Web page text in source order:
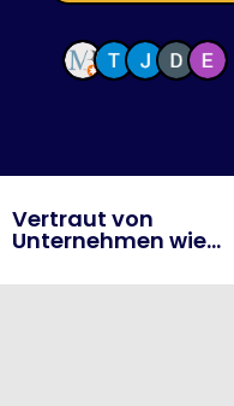
Vertraut von
Unternehmen wie...